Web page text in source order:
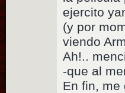
ejercito
(y por
viendo
Ah!..
-que al
En fin, me